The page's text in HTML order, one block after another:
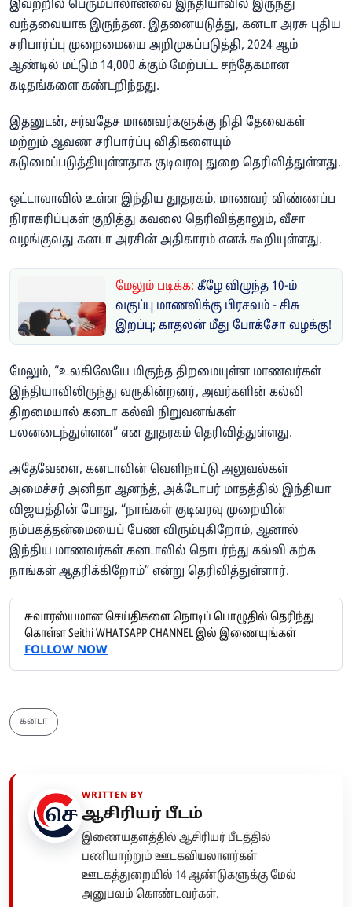
இவற்றில் பெரும்பாலானவை இந்தியாவில் இருந்து
வந்தவையாக இருந்தன. இதனையடுத்து, கனடா அரசு புதிய
சரிபார்ப்பு முறைமையை அறிமுகப்படுத்தி, 2024 ஆம்
ஆண்டில் மட்டும் 14,000 க்கும் மேற்பட்ட சந்தேகமான
கடிதங்களை கண்டறிந்தது.
இதனுடன், சர்வதேச மாணவர்களுக்கு நிதி தேவைகள்
மற்றும் ஆவண சரிபார்ப்பு விதிகளையும்
கடுமைப்படுத்தியுள்ளதாக குடிவரவு துறை தெரிவித்துள்ளது.
ஒட்டாவாவில் உள்ள இந்திய தூதரகம், மாணவர் விண்ணப்ப
நிராகரிப்புகள் குறித்து கவலை தெரிவித்தாலும், வீசா
வழங்குவது கனடா அரசின் அதிகாரம் எனக் கூறியுள்ளது.
மேலும் படிக்க: கீழே விழுந்த 10-ம்
வகுப்பு மாணவிக்கு பிரசவம் - சிசு
இறப்பு; காதலன் மீது போக்சோ வழக்கு!
மேலும், “உலகிலேயே மிகுந்த திறமையுள்ள மாணவர்கள்
இந்தியாவிலிருந்து வருகின்றனர், அவர்களின் கல்வி
திறமையால் கனடா கல்வி நிறுவனங்கள்
பலனடைந்துள்ளன” என தூதரகம் தெரிவித்துள்ளது.
அதேவேளை, கனடாவின் வெளிநாட்டு அலுவல்கள்
அமைச்சர் அனிதா ஆனந்த், அக்டோபர் மாதத்தில் இந்தியா
விஜயத்தின் போது, “நாங்கள் குடிவரவு முறையின்
நம்பகத்தன்மையைப் பேண விரும்புகிறோம், ஆனால்
இந்திய மாணவர்கள் கனடாவில் தொடர்ந்து கல்வி கற்க
நாங்கள் ஆதரிக்கிறோம்” என்று தெரிவித்துள்ளார்.
சுவாரஸ்யமான செய்திகளை நொடிப் பொழுதில் தெரிந்து
கொள்ள Seithi WHATSAPP CHANNEL இல் இணையுங்கள்
FOLLOW NOW
கனடா
WRITTEN BY
ஆசிரியர் பீடம்
இணையதளத்தில் ஆசிரியர் பீடத்தில்
பணியாற்றும் ஊடகவியலாளர்கள்
ஊடகத்துறையில் 14 ஆண்டுகளுக்கு மேல்
அனுபவம் கொண்டவர்கள்.